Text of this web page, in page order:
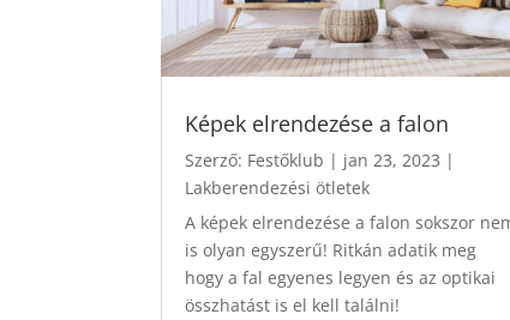
Képek elrendezése a falon
Szerző: Festőklub | jan 23, 2023 |
Lakberendezési ötletek
A képek elrendezése a falon sokszor
is olyan egyszerű! Ritkán adatik meg
hogy a fal egyenes legyen és az optikai
összhatást is el kell találni!